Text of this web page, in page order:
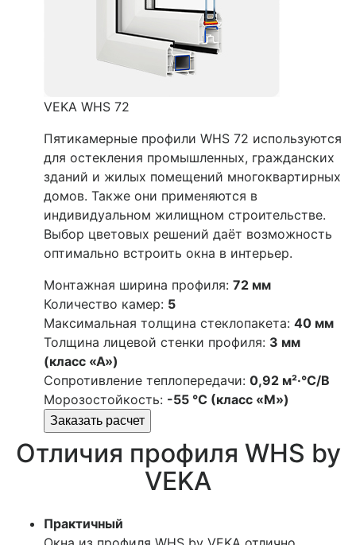
VEKA WHS 72
Пятикамерные профили WHS 72 используются
для остекления промышленных, гражданских
зданий и жилых помещений многоквартирных
домов. Также они применяются в
индивидуальном жилищном строительстве.
Выбор цветовых решений даёт возможность
оптимально встроить окна в интерьер.
Монтажная ширина профиля: 72 мм
Количество камер: 5
Максимальная толщина стеклопакета: 40 мм
Толщина лицевой стенки профиля: 3 мм
(класс «А»)
Сопротивление теплопередачи: 0,92 м²·°C/В
Морозостойкость: -55 °C (класс «М»)
Заказать расчет
Отличия профиля WHS by
VEKA
Практичный